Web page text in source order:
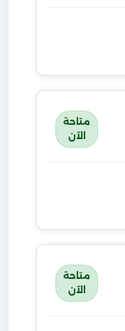
متاحة
الآن
متاحة
الآن